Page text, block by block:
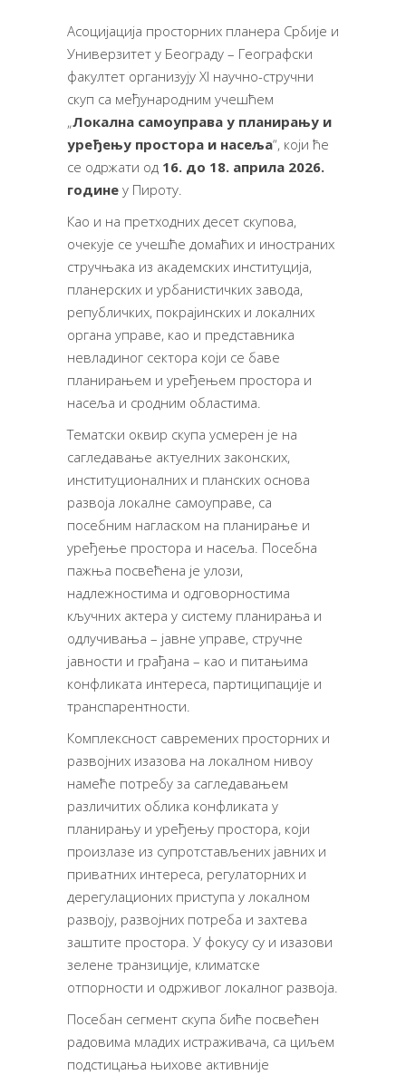
Асоцијација просторних планера Србије и
Универзитет у Београду – Географски
факултет организују XI научно-стручни
скуп са међународним учешћем
„Локална самоуправа у планирању и
уређењу простора и насеља“, који ће
се одржати од 16. до 18. априла 2026.
године у Пироту.
Као и на претходних десет скупова,
очекује се учешће домаћих и иностраних
стручњака из академских институција,
планерских и урбанистичких завода,
републичких, покрајинских и локалних
органа управе, као и представника
невладиног сектора који се баве
планирањем и уређењем простора и
насеља и сродним областима.
Тематски оквир скупа усмерен је на
сагледавање актуелних законских,
институционалних и планских основа
развоја локалне самоуправе, са
посебним нагласком на планирање и
уређење простора и насеља. Посебна
пажња посвећена је улози,
надлежностима и одговорностима
кључних актера у систему планирања и
одлучивања – јавне управе, стручне
јавности и грађана – као и питањима
конфликата интереса, партиципације и
транспарентности.
Комплексност савремених просторних и
развојних изазова на локалном нивоу
намеће потребу за сагледавањем
различитих облика конфликата у
планирању и уређењу простора, који
произлазе из супротстављених јавних и
приватних интереса, регулаторних и
дерегулационих приступа у локалном
развоју, развојних потреба и захтева
заштите простора. У фокусу су и изазови
зелене транзиције, климатске
отпорности и одрживог локалног развоја.
Посебан сегмент скупа биће посвећен
радовима младих истраживача, са циљем
подстицања њихове активније